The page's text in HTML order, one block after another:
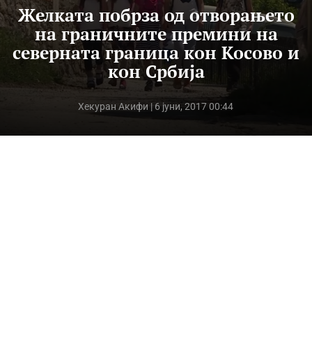
Желката побрза од отворањето
на граничните премини на
северната граница кон Косово и
кон Србија
Хекуран Акифи | 6 јуни, 2017 00:44